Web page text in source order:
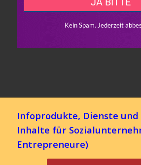
Infoprodukte, Dienste
Inhalte für
Entrepreneure)